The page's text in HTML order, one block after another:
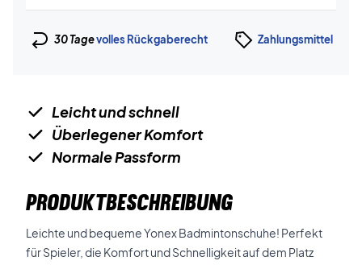
30 Tagevolles Rückgaberecht Zahlungsmittel
Leicht und schnell
Überlegener Komfort
Normale Passform
PRODUKTBESCHREIBUNG
Leichte und bequeme Yonex Badmintonschuhe! Perfekt
für Spieler, die Komfort und Schnelligkeit auf dem Platz